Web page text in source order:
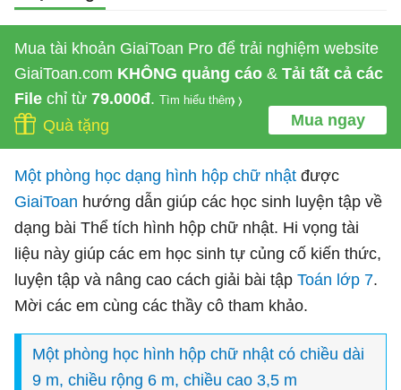
Mua tài khoản GiaiToan Pro để trải nghiệm website
GiaiToan.com KHÔNG quảng cáo & Tải tất cả các
File chỉ từ 79.000đ. Tìm hiểu thêm
Mua ngay
Quà tặng
Một phòng học dạng hình hộp chữ nhật được
GiaiToan hướng dẫn giúp các học sinh luyện tập về
dạng bài Thể tích hình hộp chữ nhật. Hi vọng tài
liệu này giúp các em học sinh tự củng cố kiến thức,
luyện tập và nâng cao cách giải bài tập Toán lớp 7.
Mời các em cùng các thầy cô tham khảo.
Một phòng học hình hộp chữ nhật có chiều dài
9 m, chiều rộng 6 m, chiều cao 3,5 m